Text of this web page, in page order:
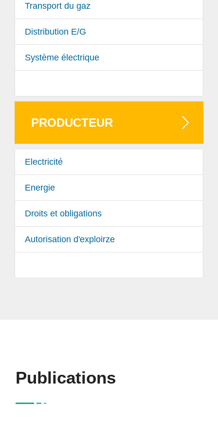
Transport du gaz
Distribution E/G
Système électrique
PRODUCTEUR
Electricité
Energie
Droits et obligations
Autorisation d'exploirze
Publications